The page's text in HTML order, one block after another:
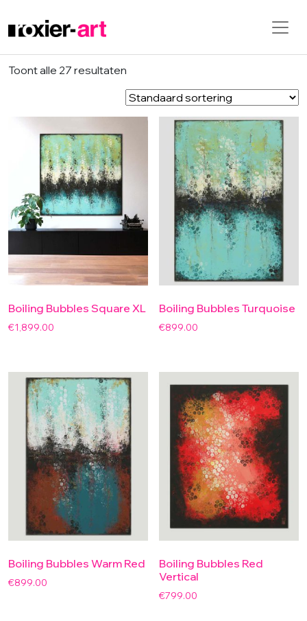
Skip to main content
Toont alle 27 resultaten
Boiling Bubbles Square XL
€1,899.00
Boiling Bubbles Turquoise
€899.00
Boiling Bubbles Warm Red
€899.00
Boiling Bubbles Red
Vertical
€799.00